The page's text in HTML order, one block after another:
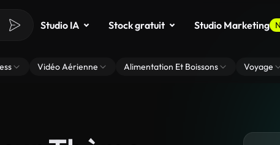
Studio IA Stock gratuit Studio Marketing
Vidéo Aérienne Alimentation Et Boissons Voyage